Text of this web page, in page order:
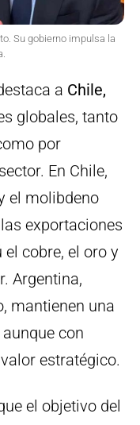
Su gobierno impulsa la
a Chile,
globales, tanto
por
En Chile,
el molibdeno
exportaciones
cobre, el oro y
Argentina,
mantienen una
con
estratégico.
el objetivo del